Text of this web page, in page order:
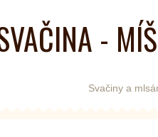
-
Svačiny a